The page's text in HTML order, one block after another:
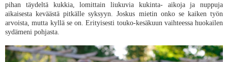
pihan täydeltä kukkia, lomittain liukuvia kukinta- aikoja ja nuppuja
aikaisesta keväästä pitkälle syksyyn. Joskus mietin onko se kaiken työn
arvoista, mutta kyllä se on. Erityisesti touko-kesäkuun vaihteessa huokailen
sydämeni pohjasta.